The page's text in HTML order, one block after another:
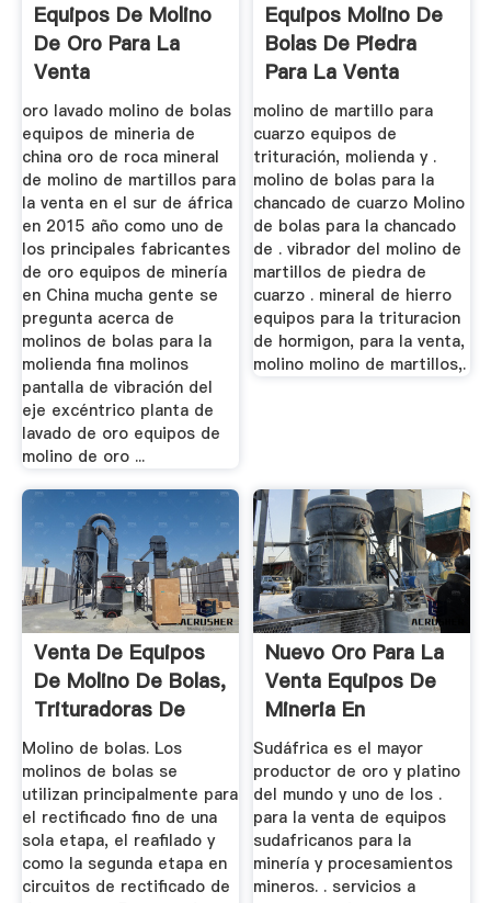
Equipos De Molino
De Oro Para La
Venta
oro lavado molino de bolas
equipos de mineria de
china oro de roca mineral
de molino de martillos para
la venta en el sur de áfrica
en 2015 año como uno de
los principales fabricantes
de oro equipos de minería
en China mucha gente se
pregunta acerca de
molinos de bolas para la
molienda fina molinos
pantalla de vibración del
eje excéntrico planta de
lavado de oro equipos de
molino de oro ...
Equipos Molino De
Bolas De Piedra
Para La Venta
molino de martillo para
cuarzo equipos de
trituración, molienda y .
molino de bolas para la
chancado de cuarzo Molino
de bolas para la chancado
de . vibrador del molino de
martillos de piedra de
cuarzo . mineral de hierro
equipos para la trituracion
de hormigon, para la venta,
molino molino de martillos,.
Venta De Equipos
De Molino De Bolas,
Trituradoras De
Minas ...
Molino de bolas. Los
molinos de bolas se
utilizan principalmente para
el rectificado fino de una
sola etapa, el reafilado y
como la segunda etapa en
circuitos de rectificado de
Nuevo Oro Para La
Venta Equipos De
Mineria En
Sudafrica
Sudáfrica es el mayor
productor de oro y platino
del mundo y uno de los .
para la venta de equipos
sudafricanos para la
minería y procesamientos
mineros. . servicios a